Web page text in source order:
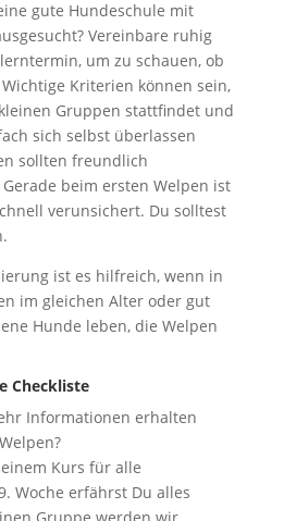
gute Hundeschule mit
Vereinbare ruhig
um zu schauen, ob
Kriterien können sein,
Gruppen stattfindet und
sich selbst überlassen
sollten freundlich
beim ersten Welpen ist
verunsichert. Du solltest
ist es hilfreich, wenn in
im gleichen Alter oder gut
Hunde leben, die Welpen
Checkliste
Informationen erhalten
Kurs für alle
Woche erfährst Du alles